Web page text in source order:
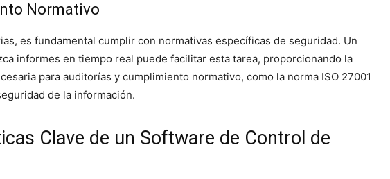
Normativo
es fundamental cumplir con normativas específicas de seguridad. Un
informes en tiempo real puede facilitar esta tarea, proporcionando la
para auditorías y cumplimiento normativo, como la norma ISO 27001
de la información.
Clave de un Software de Control de